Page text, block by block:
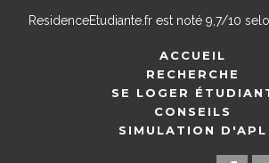
ResidenceEtudiante.frest noté 9,7/10
ACCUEIL
RECHERCHE
SE LOGER
CONSEILS
SIMULATION D'APL